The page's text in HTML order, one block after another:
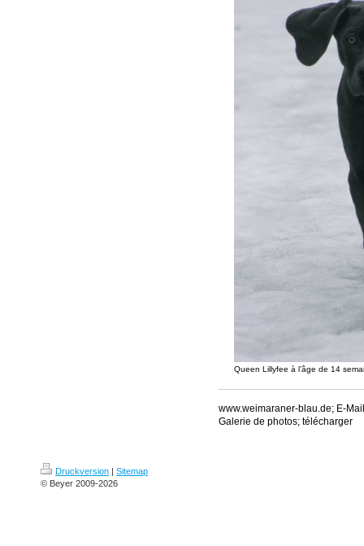
Queen Lillyfee à l’âge de 14
www.weimaraner-blau.de; E-
Galerie de photos; télécharger
Druckversion | Sitemap
© Beyer 2009-2026